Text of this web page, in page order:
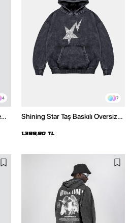
4 7
Shining Star Taş Baskılı Oversize
Hoodie
1.399,90 TL